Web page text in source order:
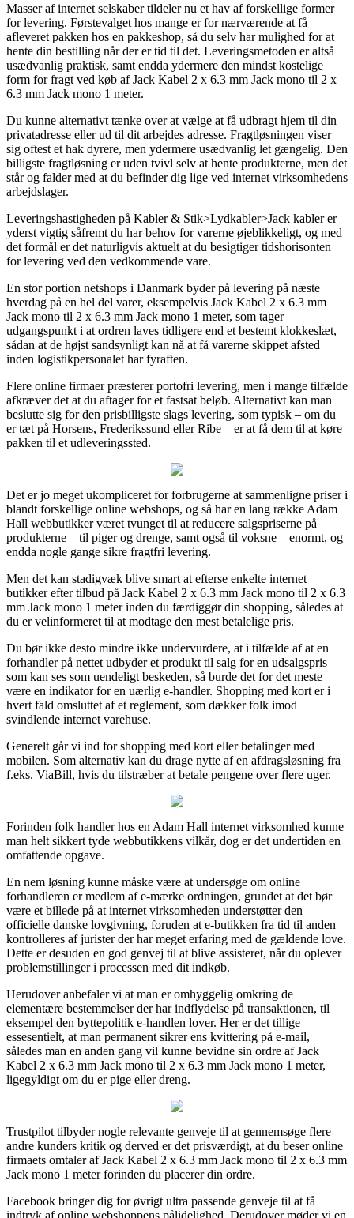
Masser af internet selskaber tildeler nu et hav af forskellige former
for levering. Førstevalget hos mange er for nærværende at få
afleveret pakken hos en pakkeshop, så du selv har mulighed for at
hente din bestilling når der er tid til det. Leveringsmetoden er altså
usædvanlig praktisk, samt endda ydermere den mindst kostelige
form for fragt ved køb af Jack Kabel 2 x 6.3 mm Jack mono til 2 x
6.3 mm Jack mono 1 meter.
Du kunne alternativt tænke over at vælge at få udbragt hjem til din
privatadresse eller ud til dit arbejdes adresse. Fragtløsningen viser
sig oftest et hak dyrere, men ydermere usædvanlig let gængelig. Den
billigste fragtløsning er uden tvivl selv at hente produkterne, men det
står og falder med at du befinder dig lige ved internet virksomhedens
arbejdslager.
Leveringshastigheden på Kabler & Stik>Lydkabler>Jack kabler er
yderst vigtig såfremt du har behov for varerne øjeblikkeligt, og med
det formål er det naturligvis aktuelt at du besigtiger tidshorisonten
for levering ved den vedkommende vare.
En stor portion netshops i Danmark byder på levering på næste
hverdag på en hel del varer, eksempelvis Jack Kabel 2 x 6.3 mm
Jack mono til 2 x 6.3 mm Jack mono 1 meter, som tager
udgangspunkt i at ordren laves tidligere end et bestemt klokkeslæt,
sådan at de højst sandsynligt kan nå at få varerne skippet afsted
inden logistikpersonalet har fyraften.
Flere online firmaer præsterer portofri levering, men i mange tilfælde
afkræver det at du aftager for et fastsat beløb. Alternativt kan man
beslutte sig for den prisbilligste slags levering, som typisk – om du
er tæt på Horsens, Frederikssund eller Ribe – er at få dem til at køre
pakken til et udleveringssted.
Det er jo meget ukompliceret for forbrugerne at sammenligne priser i
blandt forskellige online webshops, og så har en lang række Adam
Hall webbutikker været tvunget til at reducere salgspriserne på
produkterne – til piger og drenge, samt også til voksne – enormt, og
endda nogle gange sikre fragtfri levering.
Men det kan stadigvæk blive smart at efterse enkelte internet
butikker efter tilbud på Jack Kabel 2 x 6.3 mm Jack mono til 2 x 6.3
mm Jack mono 1 meter inden du færdiggør din shopping, således at
du er velinformeret til at modtage den mest betalelige pris.
Du bør ikke desto mindre ikke undervurdere, at i tilfælde af at en
forhandler på nettet udbyder et produkt til salg for en udsalgspris
som kan ses som uendeligt beskeden, så burde det for det meste
være en indikator for en uærlig e-handler. Shopping med kort er i
hvert fald omsluttet af et reglement, som dækker folk imod
svindlende internet varehuse.
Generelt går vi ind for shopping med kort eller betalinger med
mobilen. Som alternativ kan du drage nytte af en afdragsløsning fra
f.eks. ViaBill, hvis du tilstræber at betale pengene over flere uger.
Forinden folk handler hos en Adam Hall internet virksomhed kunne
man helt sikkert tyde webbutikkens vilkår, dog er det undertiden en
omfattende opgave.
En nem løsning kunne måske være at undersøge om online
forhandleren er medlem af e-mærke ordningen, grundet at det bør
være et billede på at internet virksomheden understøtter den
officielle danske lovgivning, foruden at e-butikken fra tid til anden
kontrolleres af jurister der har meget erfaring med de gældende love.
Dette er desuden en god genvej til at blive assisteret, når du oplever
problemstillinger i processen med dit indkøb.
Herudover anbefaler vi at man er omhyggelig omkring de
elementære bestemmelser der har indflydelse på transaktionen, til
eksempel den byttepolitik e-handlen lover. Her er det tillige
essesentielt, at man permanent sikrer ens kvittering på e-mail,
således man en anden gang vil kunne bevidne sin ordre af Jack
Kabel 2 x 6.3 mm Jack mono til 2 x 6.3 mm Jack mono 1 meter,
ligegyldigt om du er pige eller dreng.
Trustpilot tilbyder nogle relevante genveje til at gennemsøge flere
andre kunders kritik og derved er det prisværdigt, at du beser online
firmaets omtaler af Jack Kabel 2 x 6.3 mm Jack mono til 2 x 6.3 mm
Jack mono 1 meter forinden du placerer din ordre.
Facebook bringer dig for øvrigt ultra passende genveje til at få
indtryk af online webshoppens pålidelighed. Derudover møder vi en